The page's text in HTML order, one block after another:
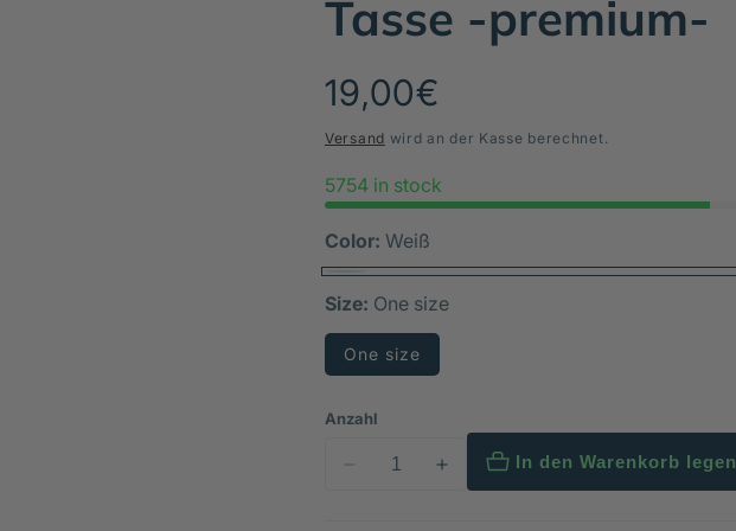
Tasse -premium-
Normaler
Preis
19,00€
Versand wird an der Kasse berechnet.
5754 in stock
Color: Weiß
Size: One size
One size
Anzahl
Verringere
Erhöhe
In den Warenkorb legen